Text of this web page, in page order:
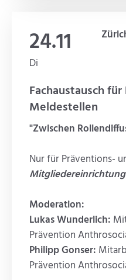
24.11
Di
Fachaustausch
Meldestellen
"Zwischen
Nur für Präventions-
Moderation:
Lukas Wunderlich:
Prävention
Philipp Gonser:
Prävention